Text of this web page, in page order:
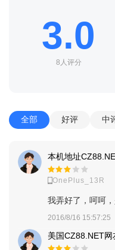
3.0
8人评分
全部 好评 中
本机地址
OnePlus_13R
我弄好了，呵呵
2016/8/16 15:57:25
美国CZ88.NET网